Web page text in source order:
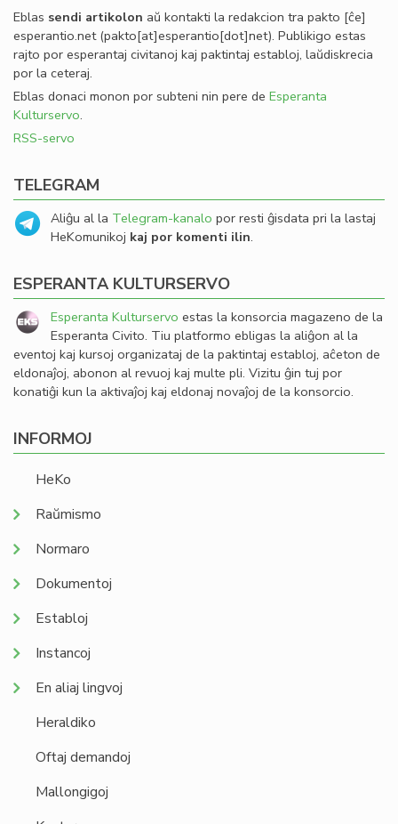
Eblas sendi artikolon aŭ kontakti la redakcion tra pakto [ĉe]
esperantio.net(pakto[at]esperantio[dot]net). Publikigo estas
rajto por esperantaj civitanoj kaj paktintaj establoj, laŭdiskrecia
por la ceteraj.
Eblas donaci monon por subteni nin pere de Esperanta
Kulturservo.
RSS-servo
TELEGRAM
Aliĝu al la Telegram-kanalo por resti ĝisdata pri la lastaj
HeKomunikoj kaj por komenti ilin.
ESPERANTA KULTURSERVO
Esperanta Kulturservo estas la konsorcia magazeno de la
Esperanta Civito. Tiu platformo ebligas la aliĝon al la
eventoj kaj kursoj organizataj de la paktintaj establoj, aĉeton de
eldonaĵoj, abonon al revuoj kaj multe pli. Vizitu ĝin tuj por
konatiĝi kun la aktivaĵoj kaj eldonaj novaĵoj de la konsorcio.
INFORMOJ
HeKo
Raŭmismo
Normaro
Dokumentoj
Establoj
Instancoj
En aliaj lingvoj
Heraldiko
Oftaj demandoj
Mallongigoj